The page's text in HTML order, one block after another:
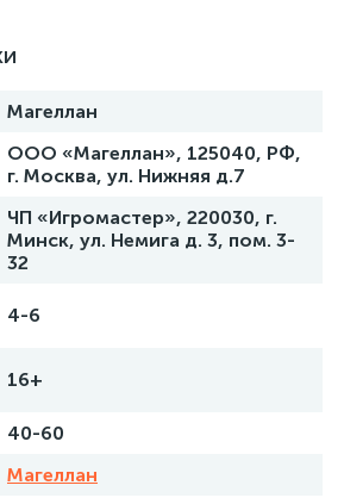
Магеллан
ООО «Магеллан», 125040, РФ,
г. Москва, ул. Нижняя д.7
ЧП «Игромастер», 220030, г.
Минск, ул. Немига д. 3, пом. 3-
32
4-6
16+
40-60
Магеллан